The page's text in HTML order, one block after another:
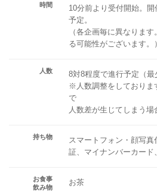
時間
10分前より受付開始。
予定。
（各企画毎に異なりま
る可能性がございます。）
人数
8対8程度で進行予定（最
※人数調整をしておりま
で
人数差が生じてしまう場
持ち物
スマートフォン・顔写
証、マイナンバーカード
お食事
飲み物
お茶